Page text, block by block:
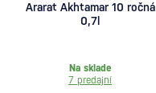
Ararat Akhtamar 10 ročná
0,7l
Na sklade
7 predajní